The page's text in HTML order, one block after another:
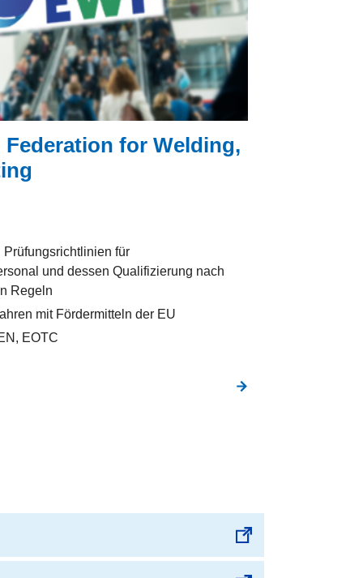
Federation for Welding,
für
und dessen Qualifizierung nach
Regeln
mit Fördermitteln der EU
EOTC